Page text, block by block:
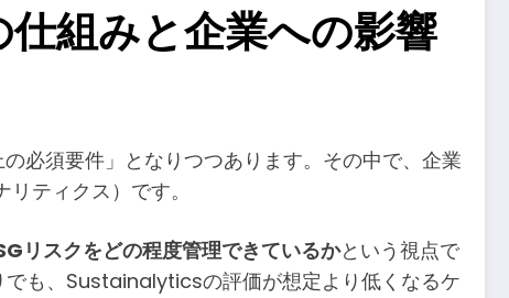
組みと企業への影響
必須要件」となりつつあります。その中で、企業
ティクス）です。
リスクをどの程度管理できているかという視点で
でも、Sustainalyticsの評価が想定より低くなるケ